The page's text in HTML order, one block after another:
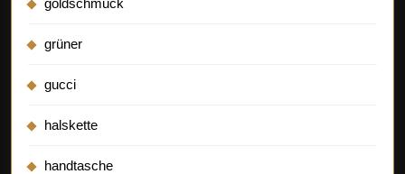
goldschmuck
grüner
gucci
halskette
handtasche